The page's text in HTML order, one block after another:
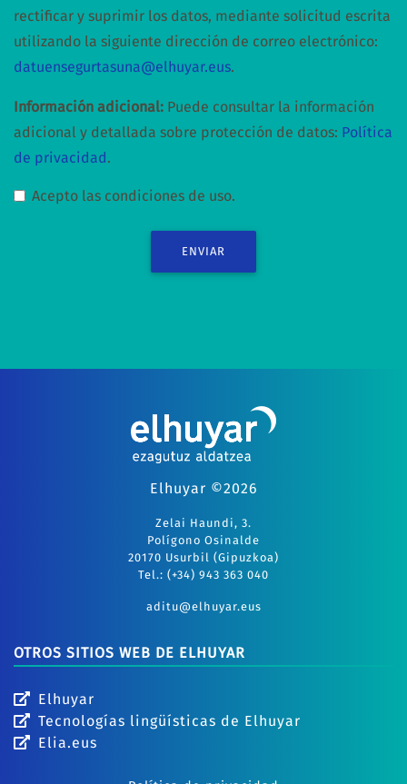
rectificar y suprimir los datos, mediante solicitud escrita
utilizando la siguiente dirección de correo electrónico:
datuensegurtasuna@elhuyar.eus.
Información adicional: Puede consultar la información
adicional y detallada sobre protección de datos: Política
de privacidad.
Acepto las condiciones de uso.
ENVIAR
Elhuyar ©2026
Zelai Haundi, 3.
Polígono Osinalde
20170 Usurbil (Gipuzkoa)
Tel.: (+34) 943 363 040
aditu@elhuyar.eus
OTROS SITIOS WEB DE ELHUYAR
Elhuyar
Tecnologías lingüísticas de Elhuyar
Elia.eus